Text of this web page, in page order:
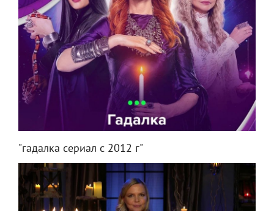
"гадалка сериал с 2012 г"